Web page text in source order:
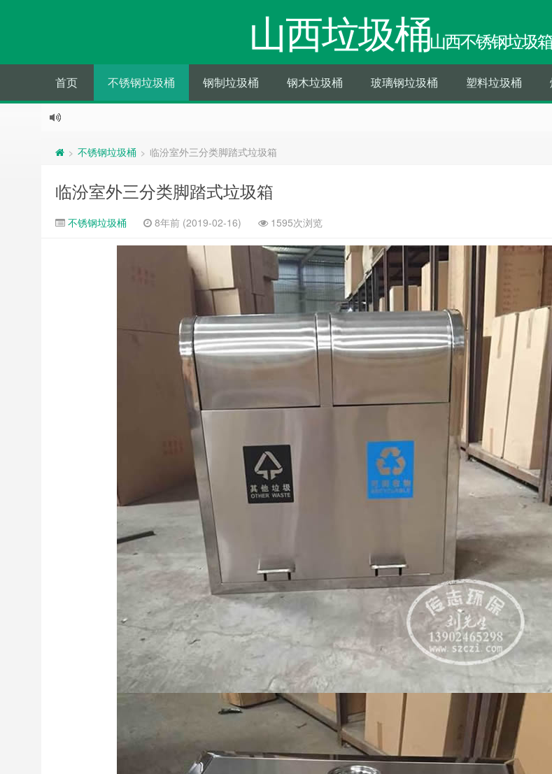
山西垃圾桶山西不锈钢垃圾
首页 不锈钢垃圾桶 钢制垃圾桶 钢木垃圾桶 玻璃钢垃圾桶 塑料垃圾桶
> 不锈钢垃圾桶 > 临汾室外三分类脚踏式垃圾箱
临汾室外三分类脚踏式垃圾箱
不锈钢垃圾桶 8年前 (2019-02-16) 1595次浏览